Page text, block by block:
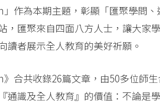
」作為本期主題，彰顯「匯聚學問
，匯聚來自四面八方人士，讓大家
讀者展示全人教育的美好祈願。
》合共收錄26篇文章，由50多位師
通識及全人教育』的價值：不論是